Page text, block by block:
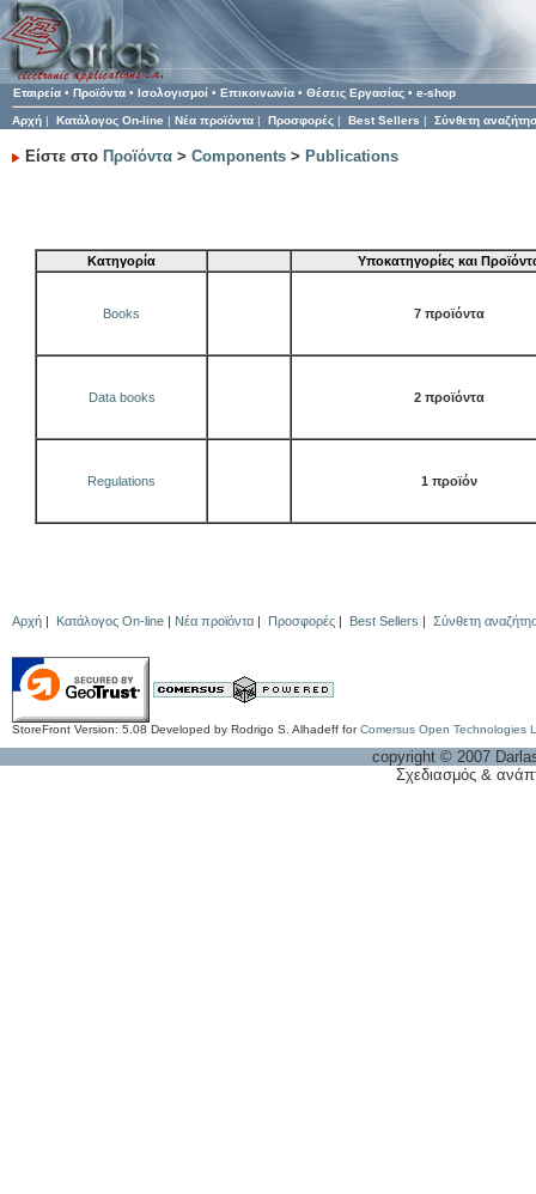
Εταιρεία • Προϊόντα • Ισολογισμοί • Επικοινωνία • Θέσεις Εργασίας • e-shop
Αρχή | Κατάλογος On-line | Νέα προϊόντα | Προσφορές | Best Sellers | Σύνθετη
Είστε στο Προϊόντα > Components > Publications
Κατηγορία Υποκατηγορίες και
Books 7 προϊόντα
Data books 2 προϊόντα
Regulations 1 προϊόν
Αρχή Κατάλογος On-line Νέα προϊόντα Προσφορές Best Sellers Σύνθετη
StoreFront Version: 5.08 Developed by Rodrigo S. Alhadeff forComersus Open Technologies
copyright © 2007
Σχεδιασμός &